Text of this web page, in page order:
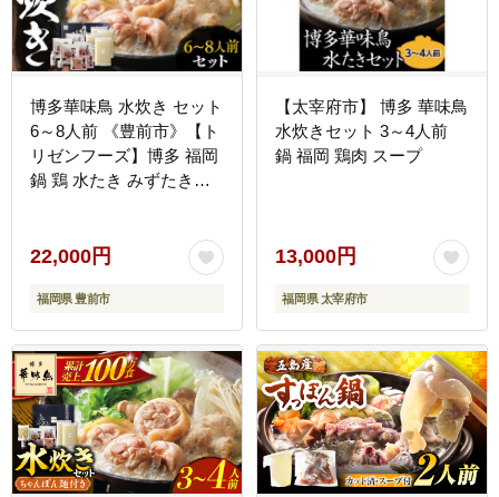
博多華味鳥 水炊き セット
6～8人前 《豊前市》【ト
リゼンフーズ】博多 福岡
鍋 鶏 水たき みずたき
22,000円
福岡県 豊前市
【太宰府市】 博多 華味鳥
水炊きセット 3～4人前
鍋 福岡 鶏肉 スープ
13,000円
福岡県 太宰府市